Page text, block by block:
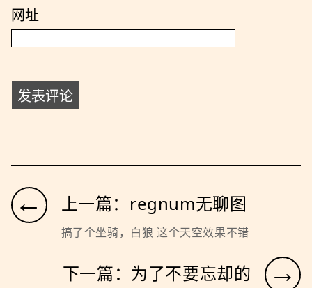
网址
← 上一篇：regnum无聊图
搞了个坐骑，白狼 这个天空效果不错
→
下一篇：为了不要忘却的